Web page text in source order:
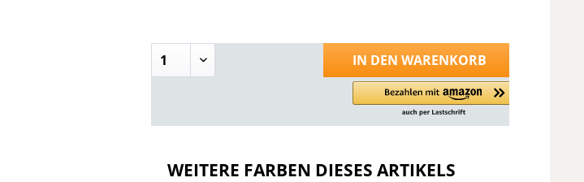
IN DEN WARENKORB
WEITERE FARBEN DIESES ARTIKELS